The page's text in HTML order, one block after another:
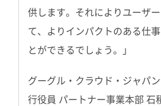
供します。それによりユーザ
て、よりインパクトのある仕
とができるでしょう。」
グーグル・クラウド・ジャパ
行役員 パートナー事業本部 石